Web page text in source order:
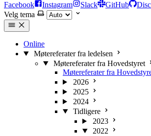
Facebook Instagram Slack GitHub
Velg tema
Online
Møtereferater fra ledelsen
Møtereferater fra Hovedstyret
Møtereferater fra
2026
2025
2024
Tidligere
2023
2022